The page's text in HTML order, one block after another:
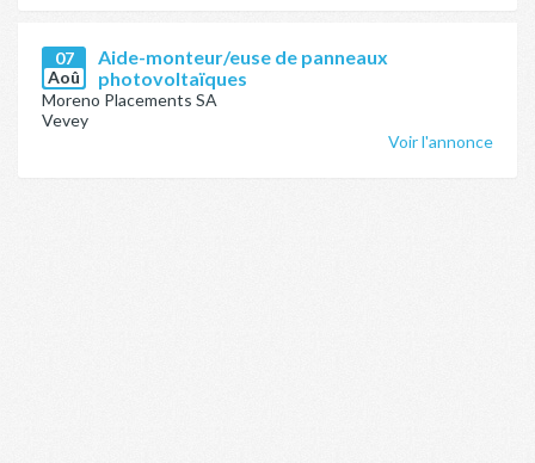
07
Aoû
Aide-monteur/euse de panneaux
photovoltaïques
Moreno Placements SA
Vevey
Voir l'annonce